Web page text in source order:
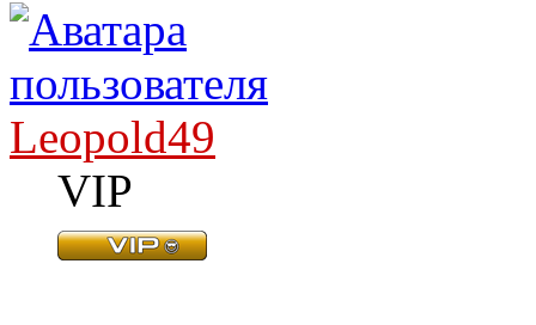
Leopold49
VIP